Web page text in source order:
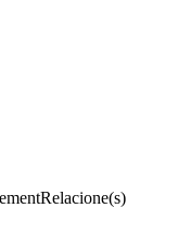
Relacione(s)